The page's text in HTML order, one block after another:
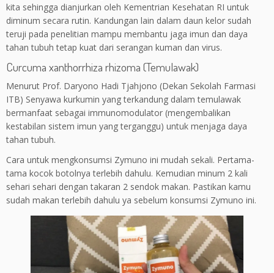
kita sehingga dianjurkan oleh Kementrian Kesehatan RI untuk
diminum secara rutin. Kandungan lain dalam daun kelor sudah
teruji pada penelitian mampu membantu jaga imun dan daya
tahan tubuh tetap kuat dari serangan kuman dan virus.
Curcuma xanthorrhiza rhizoma (Temulawak)
Menurut Prof. Daryono Hadi Tjahjono (Dekan Sekolah Farmasi
ITB) Senyawa kurkumin yang terkandung dalam temulawak
bermanfaat sebagai immunomodulator (mengembalikan
kestabilan sistem imun yang terganggu) untuk menjaga daya
tahan tubuh.
Cara untuk mengkonsumsi Zymuno ini mudah sekali. Pertama-
tama kocok botolnya terlebih dahulu. Kemudian minum 2 kali
sehari sehari dengan takaran 2 sendok makan. Pastikan kamu
sudah makan terlebih dahulu ya sebelum konsumsi Zymuno ini.